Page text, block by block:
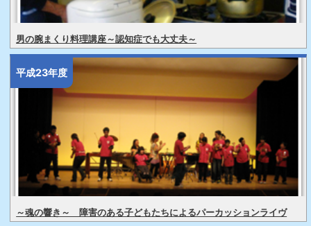
男の腕まくり料理講座～認知症でも大丈夫～
平成23年度
～魂の響き～ 障害のある子どもたちによるパーカッションライヴ